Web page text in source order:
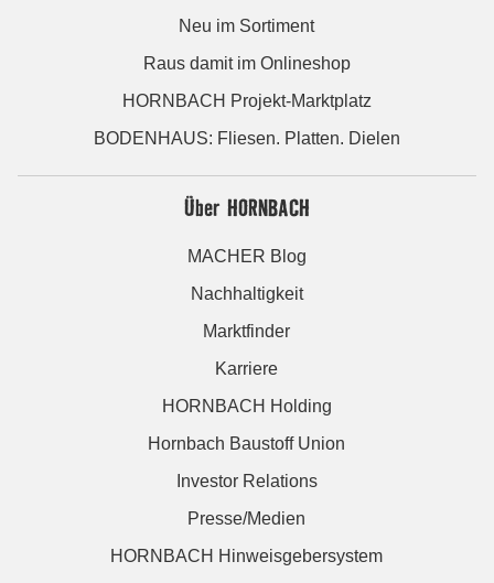
Neu im Sortiment
Raus damit im Onlineshop
HORNBACH Projekt-Marktplatz
BODENHAUS: Fliesen. Platten. Dielen
Über HORNBACH
MACHER Blog
Nachhaltigkeit
Marktfinder
Karriere
HORNBACH Holding
Hornbach Baustoff Union
Investor Relations
Presse/Medien
HORNBACH Hinweisgebersystem